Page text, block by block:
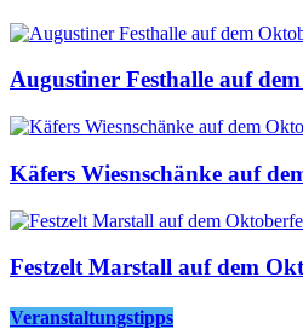
Augustiner Festhalle auf
Käfers Wiesnschänke auf
Festzelt Marstall auf dem
Veranstaltungstipps